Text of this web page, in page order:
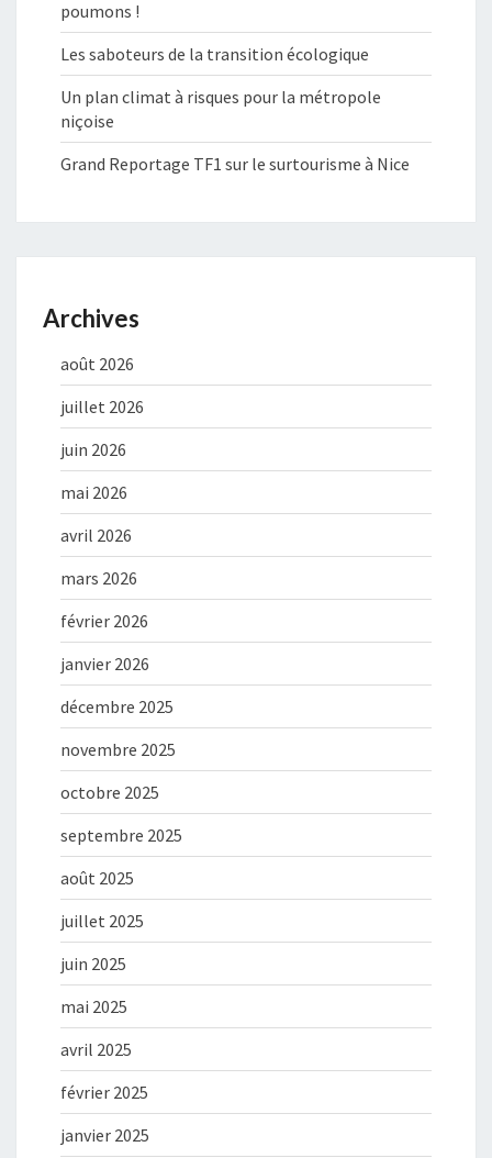
poumons !
Les saboteurs de la transition écologique
Un plan climat à risques pour la métropole
niçoise
Grand Reportage TF1 sur le surtourisme à Nice
Archives
août 2026
juillet 2026
juin 2026
mai 2026
avril 2026
mars 2026
février 2026
janvier 2026
décembre 2025
novembre 2025
octobre 2025
septembre 2025
août 2025
juillet 2025
juin 2025
mai 2025
avril 2025
février 2025
janvier 2025